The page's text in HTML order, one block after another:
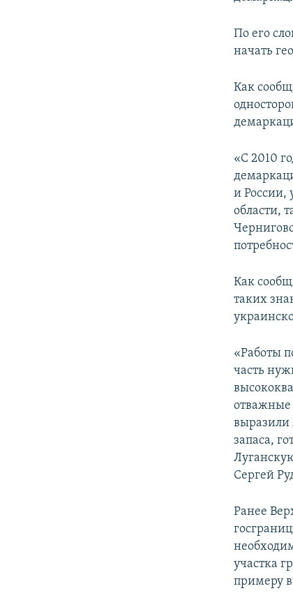
По его
начать
Как
«С 2010
и России,
области,
Как
таких
«Работы
часть
отважные
выразили
запаса,
Сергей
Ранее
участка
примеру